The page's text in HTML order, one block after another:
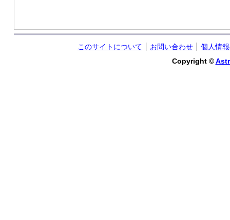
このサイトについて お問い合わせ
個人情
Copyright ©